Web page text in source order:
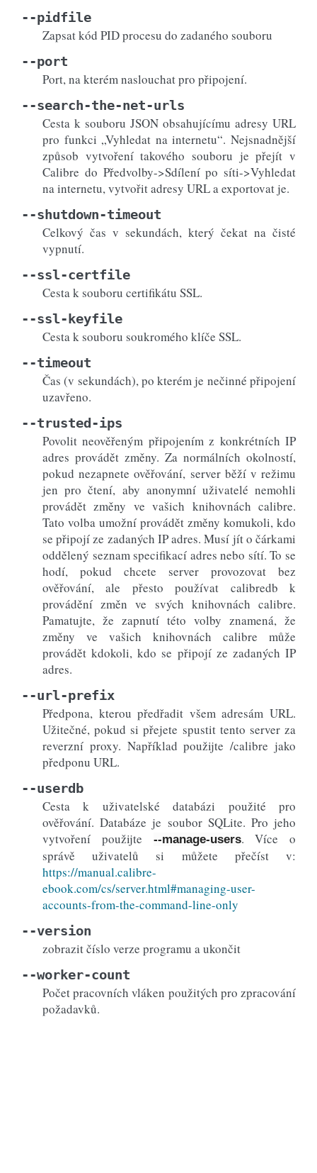
--pidfile
Zapsat kód PID procesu do zadaného souboru
--port
Port, na kterém naslouchat pro připojení.
--search-the-net-urls
Cesta k souboru JSON obsahujícímu adresy URL
pro funkci „Vyhledat na internetu“. Nejsnadnější
způsob vytvoření takového souboru je přejít v
Calibre do Předvolby->Sdílení po síti->Vyhledat
na internetu, vytvořit adresy URL a exportovat je.
--shutdown-timeout
Celkový čas v sekundách, který čekat na čisté
vypnutí.
--ssl-certfile
Cesta k souboru certifikátu SSL.
--ssl-keyfile
Cesta k souboru soukromého klíče SSL.
--timeout
Čas (v sekundách), po kterém je nečinné připojení
uzavřeno.
--trusted-ips
Povolit neověřeným připojením z konkrétních IP
adres provádět změny. Za normálních okolností,
pokud nezapnete ověřování, server běží v režimu
jen pro čtení, aby anonymní uživatelé nemohli
provádět změny ve vašich knihovnách calibre.
Tato volba umožní provádět změny komukoli, kdo
se připojí ze zadaných IP adres. Musí jít o čárkami
oddělený seznam specifikací adres nebo sítí. To se
hodí, pokud chcete server provozovat bez
ověřování, ale přesto používat calibredb k
provádění změn ve svých knihovnách calibre.
Pamatujte, že zapnutí této volby znamená, že
změny ve vašich knihovnách calibre může
provádět kdokoli, kdo se připojí ze zadaných IP
adres.
--url-prefix
Předpona, kterou předřadit všem adresám URL.
Užitečné, pokud si přejete spustit tento server za
reverzní proxy. Například použijte /calibre jako
předponu URL.
--userdb
Cesta k uživatelské databázi použité pro
ověřování. Databáze je soubor SQLite. Pro jeho
vytvoření použijte
--manage-users. Více o
správě uživatelů si můžete přečíst v:
https://manual.calibre-
ebook.com/cs/server.html#managing-user-
accounts-from-the-command-line-only
--version
zobrazit číslo verze programu a ukončit
--worker-count
Počet pracovních vláken použitých pro zpracování
požadavků.